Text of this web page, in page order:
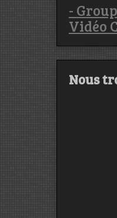
-
Vidéo
Nous